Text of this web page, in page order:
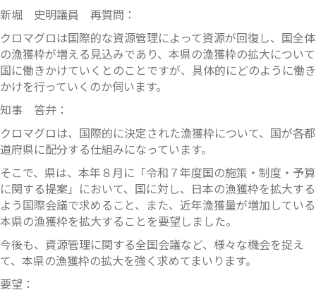
新堀 史明議員 再質問：
クロマグロは国際的な資源管理によって資源が回復し、国全体
の漁獲枠が増える見込みであり、本県の漁獲枠の拡大について
国に働きかけていくとのことですが、具体的にどのように働き
かけを行っていくのか伺います。
知事 答弁：
クロマグロは、国際的に決定された漁獲枠について、国が各都
道府県に配分する仕組みになっています。
そこで、県は、本年８月に「令和７年度国の施策・制度・予算
に関する提案」において、国に対し、日本の漁獲枠を拡大する
よう国際会議で求めること、また、近年漁獲量が増加している
本県の漁獲枠を拡大することを要望しました。
今後も、資源管理に関する全国会議など、様々な機会を捉え
て、本県の漁獲枠の拡大を強く求めてまいります。
要望：